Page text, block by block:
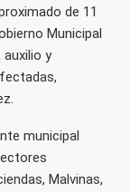
de 11
Municipal
y
municipal
Malvinas,